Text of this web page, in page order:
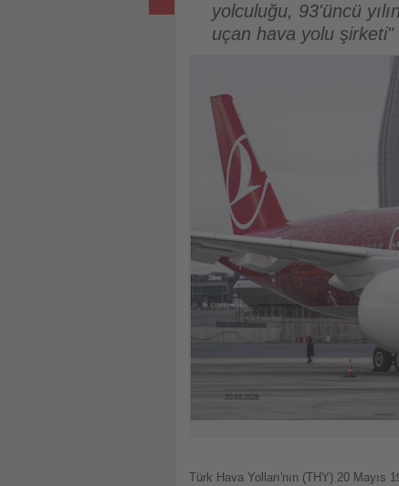
yolculuğu, 93'üncü
uçan hava yolu
Türk Hava Yolları'nın (THY) 20